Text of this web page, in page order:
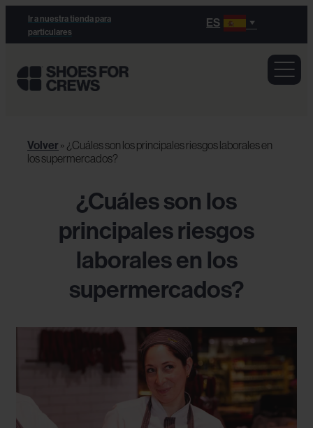
Ir a nuestra tienda para
particulares
ES
Volver » ¿Cuáles son los principales riesgos laborales en
los supermercados?
¿Cuáles son los
principales riesgos
laborales en los
supermercados?